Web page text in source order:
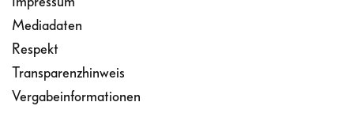
Mediadaten
Respekt
Transparenzhinweis
Vergabeinformationen